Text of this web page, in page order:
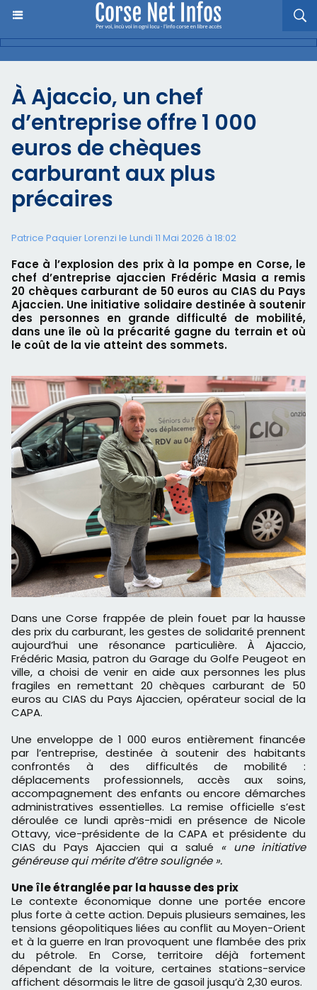
​À Ajaccio, un chef
d’entreprise offre 1 000
euros de chèques
carburant aux plus
précaires
Patrice Paquier Lorenzi le Lundi 11 Mai 2026 à 18:02
Face à l’explosion des prix à la pompe en Corse, le
chef d’entreprise ajaccien Frédéric Masia a remis
20 chèques carburant de 50 euros au CIAS du Pays
Ajaccien. Une initiative solidaire destinée à soutenir
des personnes en grande difficulté de mobilité,
dans une île où la précarité gagne du terrain et où
le coût de la vie atteint des sommets.
Dans une Corse frappée de plein fouet par la hausse
des prix du carburant, les gestes de solidarité prennent
aujourd’hui une résonance particulière. À Ajaccio,
Frédéric Masia, patron du Garage du Golfe Peugeot en
ville, a choisi de venir en aide aux personnes les plus
fragiles en remettant 20 chèques carburant de 50
euros au CIAS du Pays Ajaccien, opérateur social de la
CAPA.
Une enveloppe de 1 000 euros entièrement financée
par l’entreprise, destinée à soutenir des habitants
confrontés à des difficultés de mobilité :
déplacements professionnels, accès aux soins,
accompagnement des enfants ou encore démarches
administratives essentielles. La remise officielle s’est
déroulée ce lundi après-midi en présence de Nicole
Ottavy, vice-présidente de la CAPA et présidente du
CIAS du Pays Ajaccien qui a salué « une initiative
généreuse qui mérite d’être soulignée ».
Une île étranglée par la hausse des prix
Le contexte économique donne une portée encore
plus forte à cette action. Depuis plusieurs semaines, les
tensions géopolitiques liées au conflit au Moyen-Orient
et à la guerre en Iran provoquent une flambée des prix
du pétrole. En Corse, territoire déjà fortement
dépendant de la voiture, certaines stations-service
affichent désormais le litre de gasoil jusqu’à 2,30 euros.